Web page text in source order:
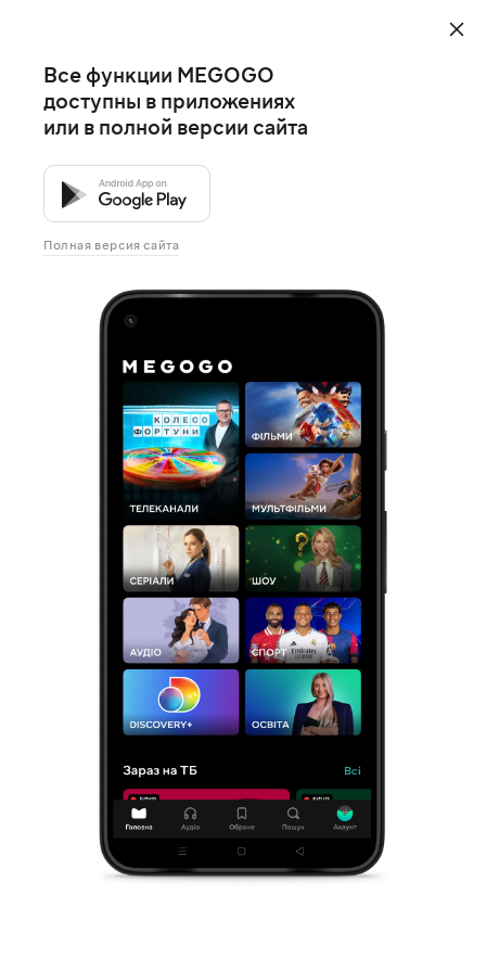
Все функции MEGOGO
доступны в приложениях
или в полной версии сайта
Полная версия сайта